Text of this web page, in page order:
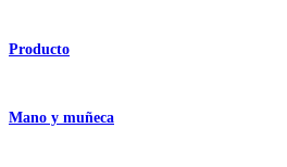
Producto
Mano y muñeca